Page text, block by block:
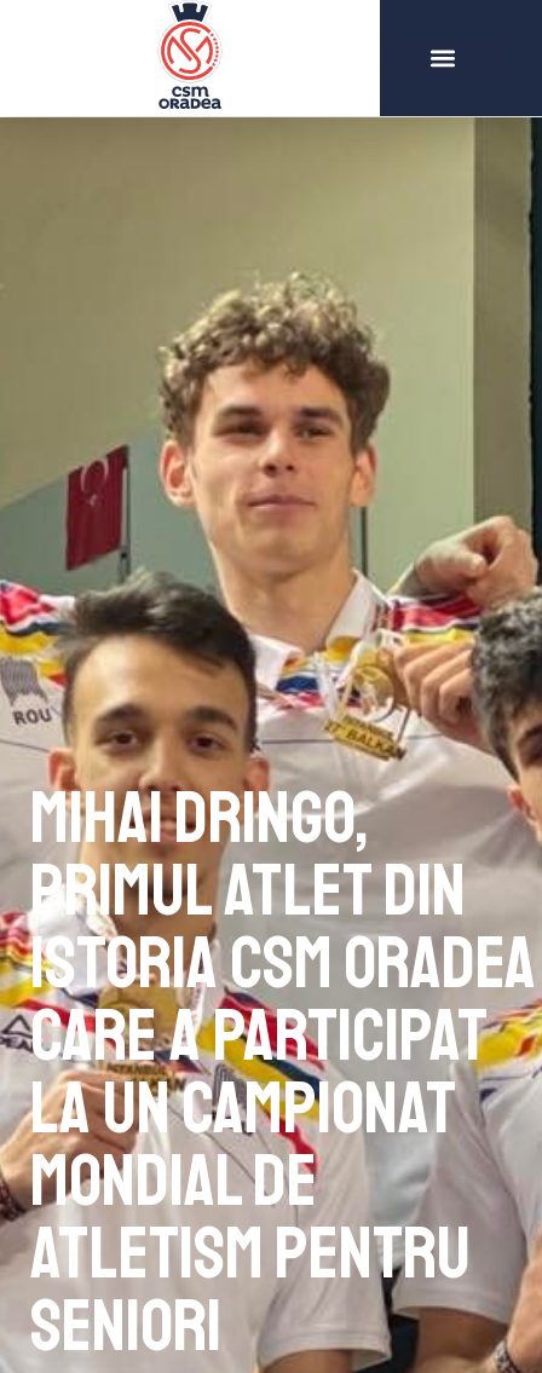
Mihai Dringo,
primul atlet din
istoria CSM Oradea
care a participat
la un Campionat
Mondial de
Atletism pentru
seniori